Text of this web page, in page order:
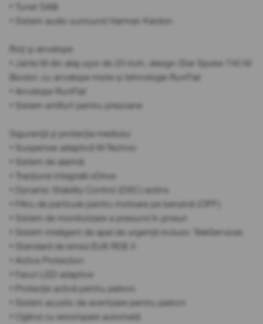
• Tuner DAB
• Sistem audio surround Harman Kardon
Roți și anvelope
• Jante M din aliaj ușor de 20 inch, design Star Spoke 740 M
Bicolor, cu anvelope mixte și tehnologie RunFlat
• Anvelope RunFlat
• Sistem antifurt pentru prezoane
Siguranță și protecția mediului
• Suspensie adaptivă M-Technic
• Sistem de alarmă
• Tracțiune integrală xDrive
• Dynamic Stability Control (DSC) extins
• Filtru de particule pentru motoare pe benzină (OPF)
• Sistem de monitorizare a presiunii în pneuri
• Sistem inteligent de apel de urgență inclusiv TeleServices
• Standard de emisii EU6 RDE II
• Active Protection
• Faruri LED adaptive
• Protecție activă pentru pietoni
• Sistem acustic de avertizare pentru pietoni
• Oglinzi cu estompare automată